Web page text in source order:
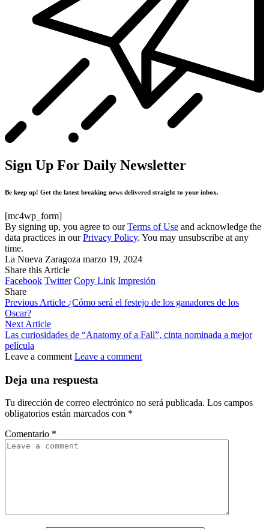
Sign Up For Daily Newsletter
Be keep up! Get the latest breaking news delivered straight to your inbox.
[mc4wp_form]
By signing up, you agree to ourTerms of Use and acknowledge the
data practices in ourPrivacy Policy. You may unsubscribe at any
time.
La Nueva Zaragoza marzo 19, 2024
Share this Article
Facebook Twitter Copy Link Impresión
Share
Previous Article ¿Cómo será el festejo de los ganadores de los
Oscar?
Next Article
Las curiosidades de “Anatomy of a Fall”, cinta nominada a mejor
película
Leave a comment Leave a comment
Deja una respuesta
Tu dirección de correo electrónico no será publicada. Los campos
obligatorios están marcados con *
Comentario *